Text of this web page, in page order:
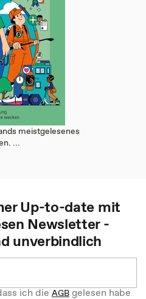
meistgelesenes
...
Up-to-date mit
Newsletter -
unverbindlich
ich dieAGBgelesen habe